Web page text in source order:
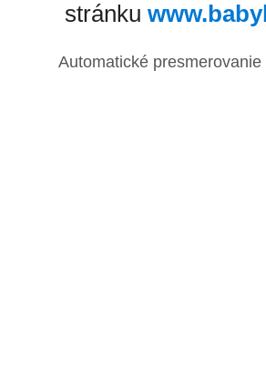
stránku
Automatické presmerovanie